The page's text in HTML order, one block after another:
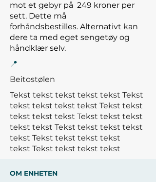
mot et gebyr på 249 kroner per
sett. Dette må
forhåndsbestilles. Alternativt kan
dere ta med eget sengetøy og
håndklær selv.
📍
Beitostølen
Tekst tekst tekst tekst tekst Tekst
tekst tekst tekst tekst Tekst tekst
tekst tekst tekst Tekst tekst tekst
tekst tekst Tekst tekst tekst tekst
tekst Tekst tekst tekst tekst
tekst Tekst tekst tekst tekst
OM ENHETEN